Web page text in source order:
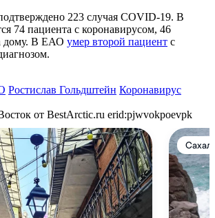
223 случая COVID-19. В
74 пациента с коронавирусом, 46
дому. В ЕАО умер второй пациент с
Ростислав Гольдштейн Коронавирус
от BestArctic.ru erid:pjwvokpoevpk